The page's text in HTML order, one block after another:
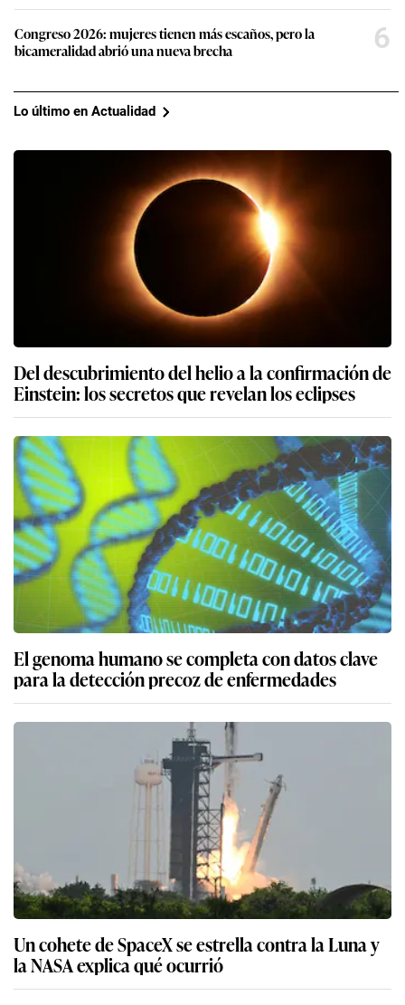
Congreso 2026: mujeres tienen más escaños, pero la
bicameralidad abrió una nueva brecha
6
Lo último en Actualidad
Del descubrimiento del helio a la confirmación de
Einstein: los secretos que revelan los eclipses
El genoma humano se completa con datos clave
para la detección precoz de enfermedades
Un cohete de SpaceX se estrella contra la Luna y
la NASA explica qué ocurrió